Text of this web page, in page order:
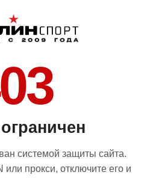
системой защиты сайта.
прокси, отключите его и